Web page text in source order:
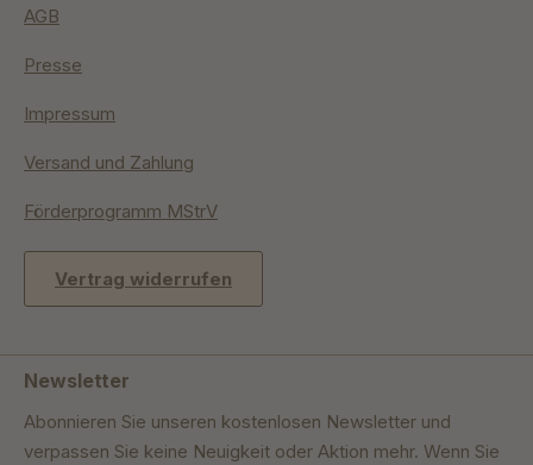
AGB
Presse
Impressum
Versand und Zahlung
Förderprogramm MStrV
Vertrag widerrufen
Newsletter
Abonnieren Sie unseren kostenlosen Newsletter und
verpassen Sie keine Neuigkeit oder Aktion mehr. Wenn Sie